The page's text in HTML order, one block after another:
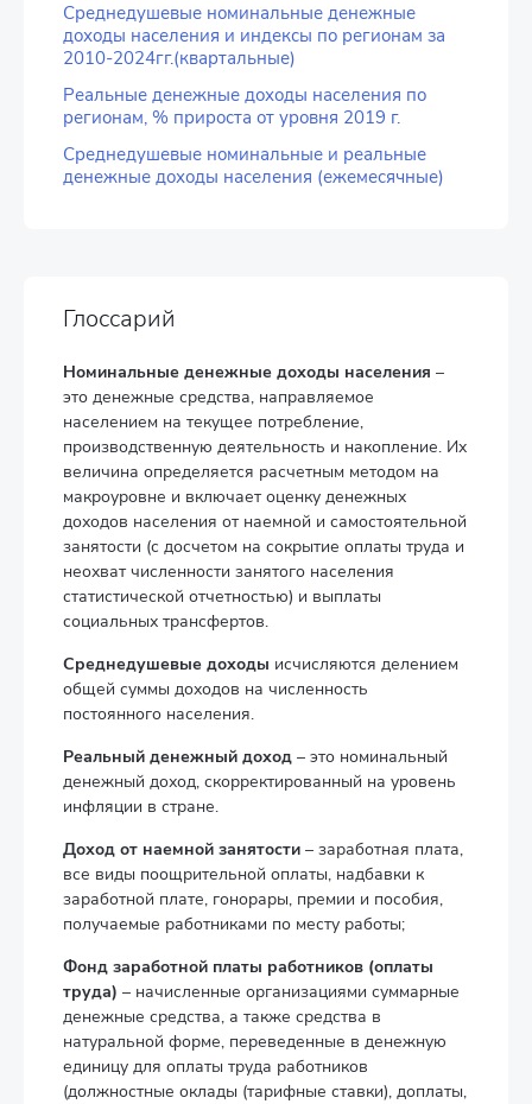
Среднедушевые номинальные денежные
доходы населения и индексы по регионам за
2010-2024гг.(квартальные)
Реальные денежные доходы населения по
регионам, % прироста от уровня 2019 г.
Среднедушевые номинальные и реальные
денежные доходы населения (ежемесячные)
Глоссарий
Номинальные денежные доходы населения –
это денежные средства, направляемое
населением на текущее потребление,
производственную деятельность и накопление. Их
величина определяется расчетным методом на
макроуровне и включает оценку денежных
доходов населения от наемной и самостоятельной
занятости (с досчетом на сокрытие оплаты труда и
неохват численности занятого населения
статистической отчетностью) и выплаты
социальных трансфертов.
Среднедушевые доходы исчисляются делением
общей суммы доходов на численность
постоянного населения.
Реальный денежный доход – это номинальный
денежный доход, скорректированный на уровень
инфляции в стране.
Доход от наемной занятости – заработная плата,
все виды поощрительной оплаты, надбавки к
заработной плате, гонорары, премии и пособия,
получаемые работниками по месту работы;
Фонд заработной платы работников (оплаты
труда) – начисленные организациями суммарные
денежные средства, а также средства в
натуральной форме, переведенные в денежную
единицу для оплаты труда работников
(должностные оклады (тарифные ставки), доплаты,